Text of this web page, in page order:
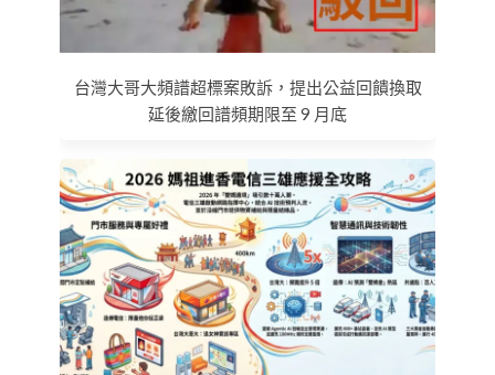
台灣大哥大頻譜超標案敗訴，提出公益回饋換取
延後繳回譜頻期限至 9 月底